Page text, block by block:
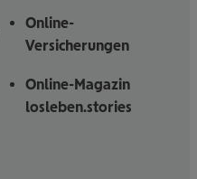
Online-
Versicherungen
Online-Magazin
losleben.stories